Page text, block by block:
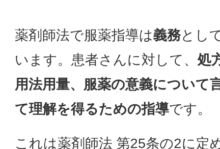
薬剤師法で服薬指導は義務とし
います。患者さんに対して、 処
用法用量、服薬の意義について
て理解を得るための指導です。
これは薬剤師法 第25条の2に定